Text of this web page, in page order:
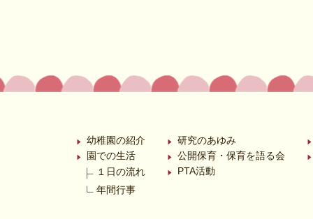
幼稚園の紹介
園での生活
１日の流れ
年間行事
研究のあゆみ
公開保育・保育を語る会
PTA活動